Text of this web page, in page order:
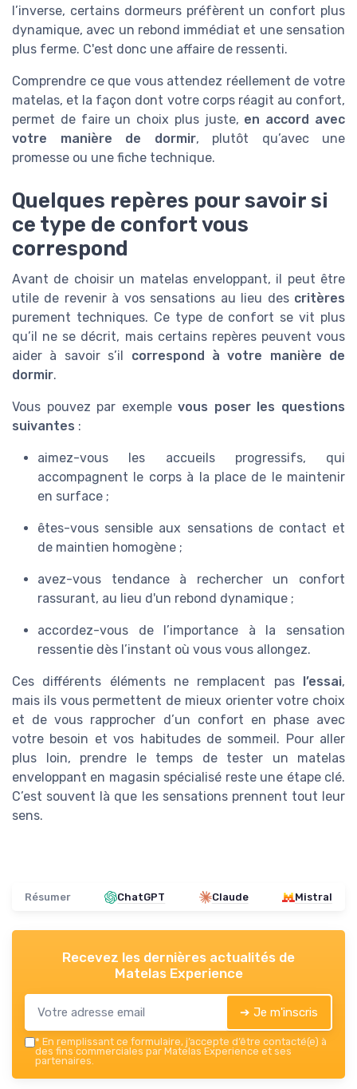
l’inverse, certains dormeurs préfèrent un confort plus
dynamique, avec un rebond immédiat et une sensation
plus ferme. C'est donc une affaire de ressenti.
Comprendre ce que vous attendez réellement de votre
matelas, et la façon dont votre corps réagit au confort,
permet de faire un choix plus juste, en accord avec
votre manière de dormir, plutôt qu’avec une
promesse ou une fiche technique.
Quelques repères pour savoir si
ce type de confort vous
correspond
Avant de choisir un matelas enveloppant, il peut être
utile de revenir à vos sensations au lieu des critères
purement techniques. Ce type de confort se vit plus
qu’il ne se décrit, mais certains repères peuvent vous
aider à savoir s’il correspond à votre manière de
dormir.
Vous pouvez par exemplevous poser les questions
suivantes :
aimez-vous les accueils progressifs, qui
accompagnent le corps à la place de le maintenir
en surface ;
êtes-vous sensible aux sensations de contact et
de maintien homogène ;
avez-vous tendance à rechercher un confort
rassurant, au lieu d'un rebond dynamique ;
accordez-vous de l’importance à la sensation
ressentie dès l’instant où vous vous allongez.
Ces différents éléments ne remplacent pas l’essai,
mais ils vous permettent de mieux orienter votre choix
et de vous rapprocher d’un confort en phase avec
votre besoin et vos habitudes de sommeil. Pour aller
plus loin, prendre le temps de tester un matelas
enveloppant en magasin spécialisé reste une étape clé.
C’est souvent là que les sensations prennent tout leur
sens.
Résumer ChatGPT Claude Mistral
Recevez les dernières actualités de
Matelas Experience
➔ Je m'inscris
* En remplissant ce formulaire, j’accepte d’être contacté(e) à
des fins commerciales par Matelas Experience et ses
partenaires.